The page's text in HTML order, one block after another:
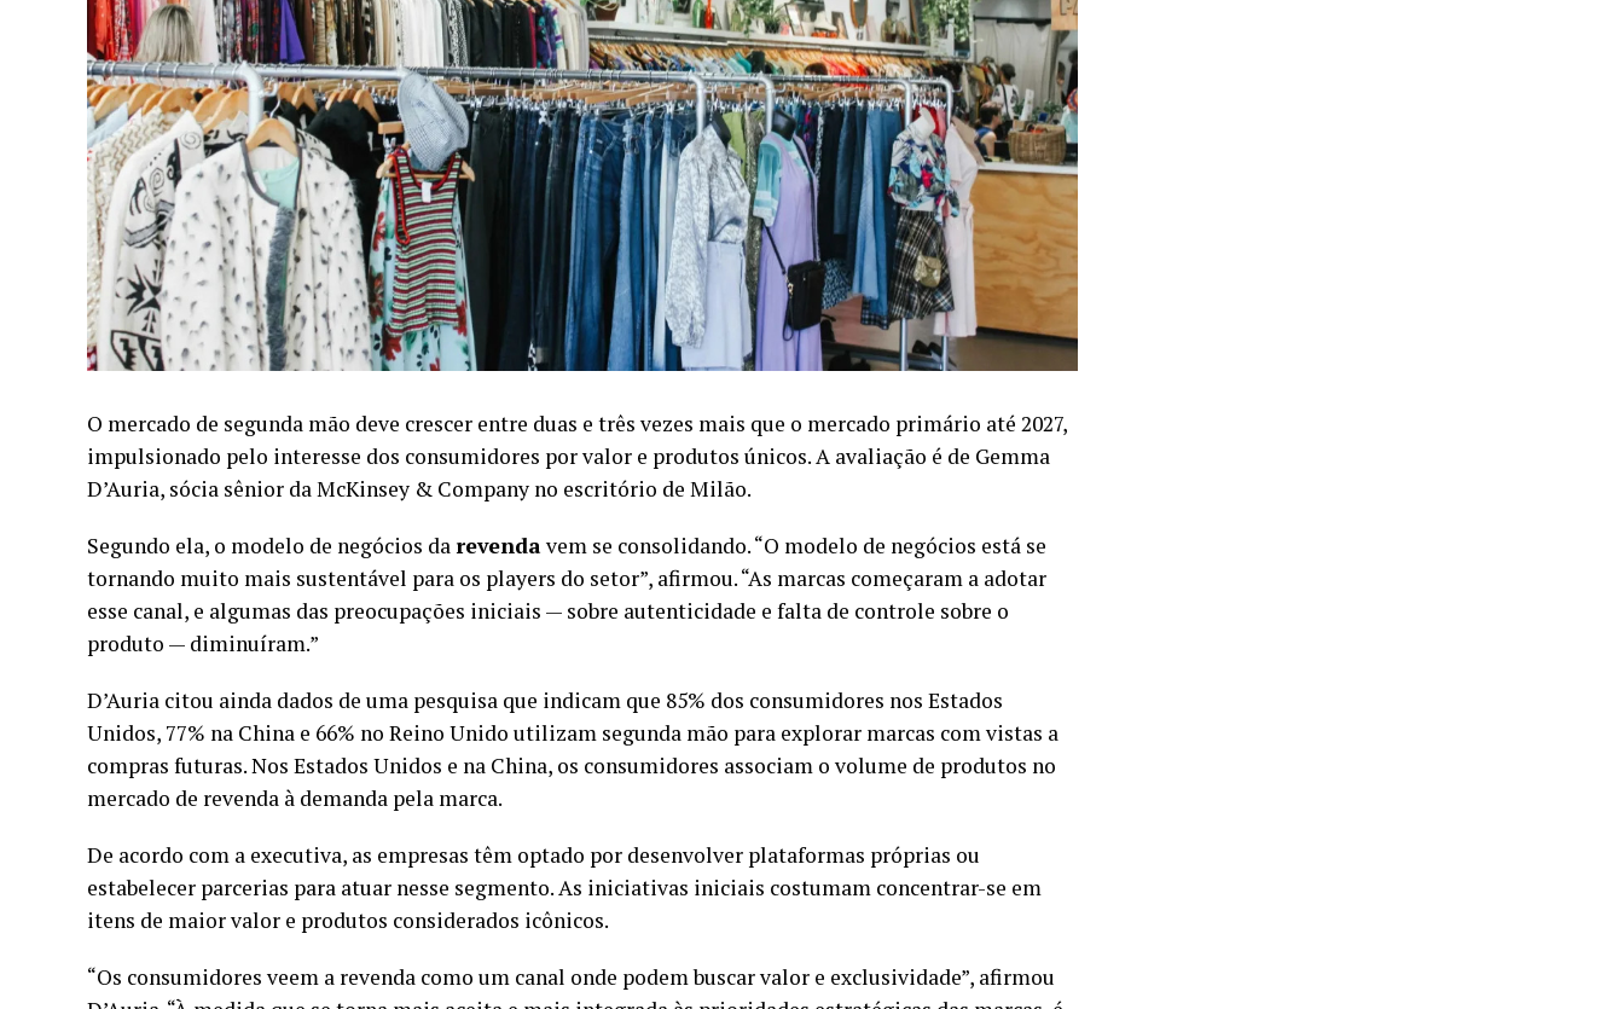
O mercado de segunda mão deve crescer entre duas e três vezes mais que o mercado primário até 2027,
impulsionado pelo interesse dos consumidores por valor e produtos únicos. A avaliação é de Gemma
D’Auria, sócia sênior da McKinsey & Company no escritório de Milão.
Segundo ela, o modelo de negócios darevendavem se consolidando. “O modelo de negócios está se
tornando muito mais sustentável para os players do setor”, afirmou. “As marcas começaram a adotar
esse canal, e algumas das preocupações iniciais — sobre autenticidade e falta de controle sobre o
produto — diminuíram.”
D’Auria citou ainda dados de uma pesquisa que indicam que 85% dos consumidores nos Estados
Unidos, 77% na China e 66% no Reino Unido utilizam segunda mão para explorar marcas com vistas a
compras futuras. Nos Estados Unidos e na China, os consumidores associam o volume de produtos no
mercado de revenda à demanda pela marca.
De acordo com a executiva, as empresas têm optado por desenvolver plataformas próprias ou
estabelecer parcerias para atuar nesse segmento. As iniciativas iniciais costumam concentrar-se em
itens de maior valor e produtos considerados icônicos.
“Os consumidores veem a revenda como um canal onde podem buscar valor e exclusividade”, afirmou